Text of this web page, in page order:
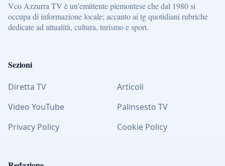
Vco Azzurra TV è un'emittente piemontese che dal 1980 si
occupa di informazione locale; accanto ai tg quotidiani rubriche
dedicate ad attualità, cultura, turismo e sport.
Sezioni
Diretta TV
Articoli
Video YouTube
Palinsesto TV
Privacy Policy
Cookie Policy